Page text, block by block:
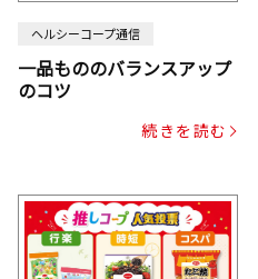
ヘルシーコープ通信
一品もののバランスアップ
のコツ
続きを読む